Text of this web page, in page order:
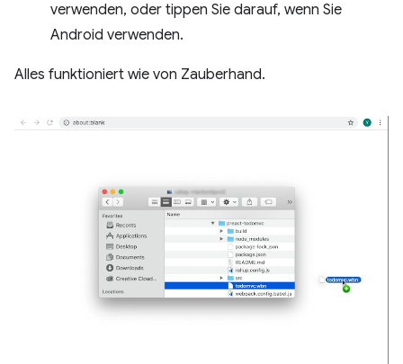
verwenden, oder tippen Sie darauf, wenn Sie
Android verwenden.
Alles funktioniert wie von Zauberhand.